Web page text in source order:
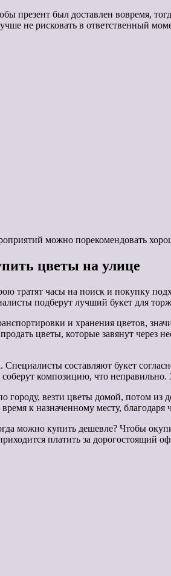
презент был доставлен вовремя,
не рисковать в ответственный
можно порекомендовать
цветы на улице
тратят часы на поиск и покупку
подберут лучший букет для
и хранения цветов,
цветы, которые завянут через
составляют букет
композицию, что
везти цветы домой, потом из
к назначенному месту,
можно купить дешевле? Чтобы
платить за дорогостоящий